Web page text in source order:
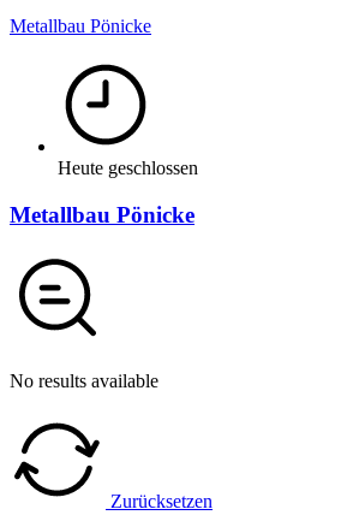
Metallbau Pönicke
Heute geschlossen
Metallbau Pönicke
No results available
Zurücksetzen